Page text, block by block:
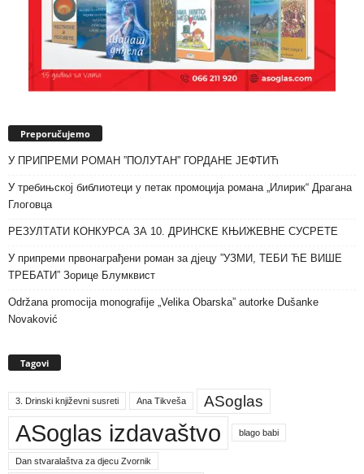
Preporučujemo
У ПРИПРЕМИ РОМАН ”ПОЛУТАН” ГОРДАНЕ ЈЕФТИЋ
У требињској библиотеци у петак промоција романа „Илирик“ Драгана
Глоговца
РЕЗУЛТАТИ КОНКУРСА ЗА 10. ДРИНСКЕ КЊИЖЕВНЕ СУСРЕТЕ
У припреми првонаграђени роман за дјецу ”УЗМИ, ТЕБИ ЋЕ ВИШЕ
ТРЕБАТИ” Зорице Блумквист
Održana promocija monografije „Velika Obarska” autorke Dušanke
Novaković
Tagovi
3. Drinski književni susreti Ana Tikveša ASoglas
ASoglas izdavaštvo blago babi
Dan stvaralaštva za djecu Zvornik